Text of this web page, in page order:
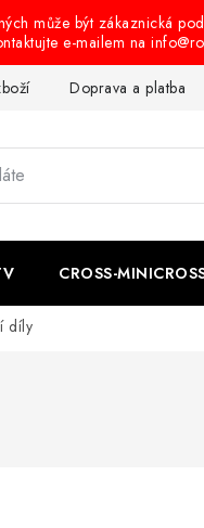
může být zákaznická
e-mailem na
Doprava a platba
CROSS-
díly